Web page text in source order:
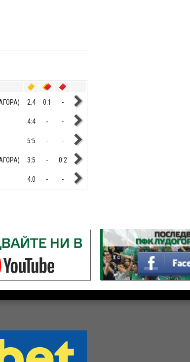
2:4 0:1 -
4:4 - -
5:5 - -
3:5 - 0:2
4:0 - -